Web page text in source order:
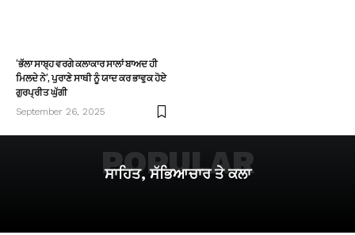
‘ਭੱਲਾ ਸਾਬ੍ਹ ਵਰਗੇ ਕਲਾਕਾਰ ਸਾਲਾਂ ਬਾਅਦ ਹੀ
ਮਿਲਦੇ ਨੇ’, ਪੁਰਾਣੇ ਸਾਥੀ ਨੂੰ ਯਾਦ ਕਰ ਭਾਵੁਕ ਹੋਏ
ਗੁਰਪ੍ਰੀਤ ਘੁੱਗੀ
September 26, 2025
ਸਾਹਿਤ, ਸੱਭਿਆਚਾਰ ਤੇ ਕਲਾ
POPULAR